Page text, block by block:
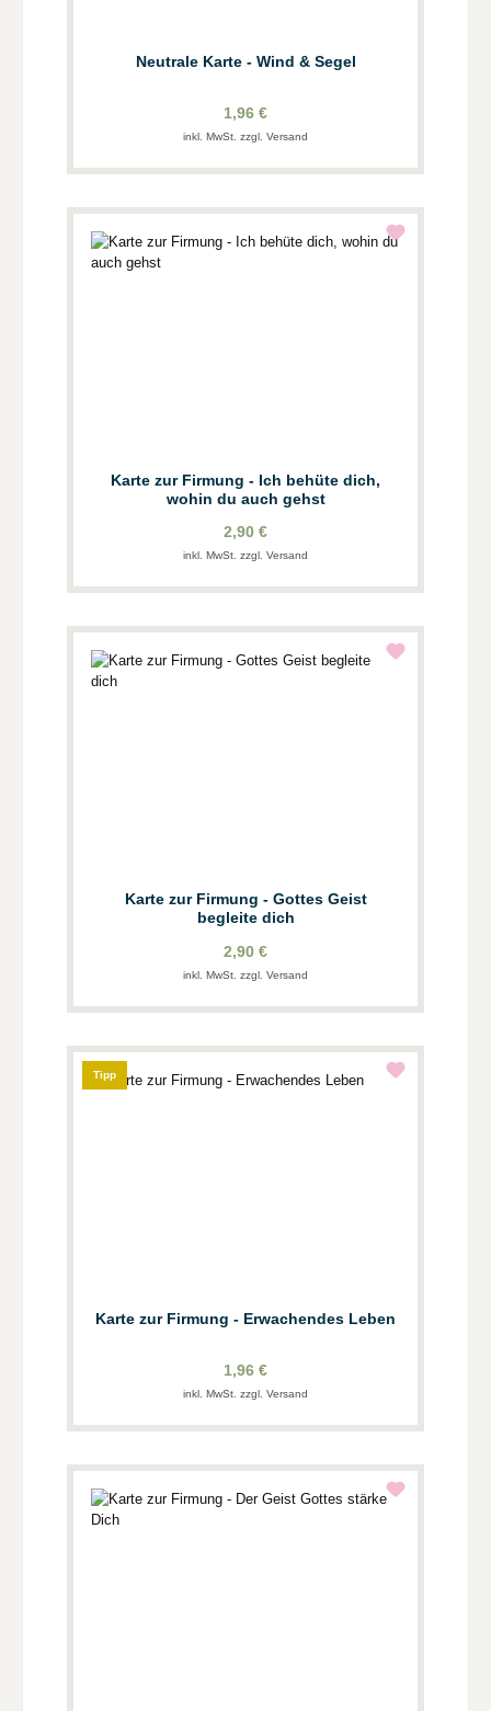
Neutrale Karte - Wind & Segel
1,96 €
inkl. MwSt. zzgl. Versand
Karte zur Firmung - Ich behüte dich,
wohin du auch gehst
2,90 €
inkl. MwSt. zzgl. Versand
Karte zur Firmung - Gottes Geist
begleite dich
2,90 €
inkl. MwSt. zzgl. Versand
Tipp
Karte zur Firmung - Erwachendes Leben
1,96 €
inkl. MwSt. zzgl. Versand